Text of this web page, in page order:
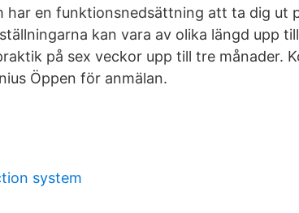
har en funktionsnedsättning att ta dig ut
kan vara av olika längd upp
på sex veckor upp till tre månader.
Öppen för anmälan.
system